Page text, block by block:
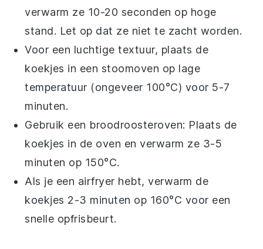
verwarm ze 10-20 seconden op hoge
stand. Let op dat ze niet te zacht worden.
Voor een luchtige textuur, plaats de
koekjes in een stoomoven op lage
temperatuur (ongeveer 100°C) voor 5-7
minuten.
Gebruik een broodroosteroven: Plaats de
koekjes in de oven en verwarm ze 3-5
minuten op 150°C.
Als je een airfryer hebt, verwarm de
koekjes 2-3 minuten op 160°C voor een
snelle opfrisbeurt.